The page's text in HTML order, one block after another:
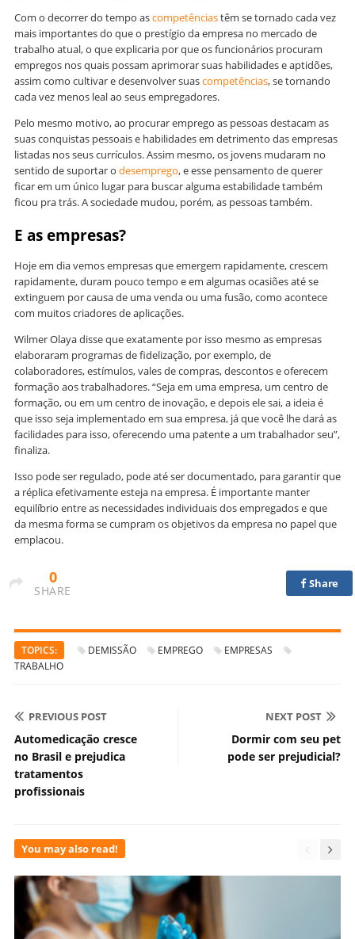
Com o decorrer do tempo ascompetênciastêm se tornado cada vez
mais importantes do que o prestígio da empresa no mercado de
trabalho atual, o que explicaria por que os funcionários procuram
empregos nos quais possam aprimorar suas habilidades e aptidões,
assim como cultivar e desenvolver suascompetências, se tornando
cada vez menos leal ao seus empregadores.
Pelo mesmo motivo, ao procurar emprego as pessoas destacam as
suas conquistas pessoais e habilidades em detrimento das empresas
listadas nos seus currículos. Assim mesmo, os jovens mudaram no
sentido de suportar o desemprego, e esse pensamento de querer
ficar em um único lugar para buscar alguma estabilidade também
ficou pra trás. A sociedade mudou, porém, as pessoas também.
E as empresas?
Hoje em dia vemos empresas que emergem rapidamente, crescem
rapidamente, duram pouco tempo e em algumas ocasiões até se
extinguem por causa de uma venda ou uma fusão, como acontece
com muitos criadores de aplicações.
Wilmer Olaya disse que exatamente por isso mesmo as empresas
elaboraram programas de fidelização, por exemplo, de
colaboradores, estímulos, vales de compras, descontos e oferecem
formação aos trabalhadores. “Seja em uma empresa, um centro de
formação, ou em um centro de inovação, e depois ele sai, a ideia é
que isso seja implementado em sua empresa, já que você lhe dará as
facilidades para isso, oferecendo uma patente a um trabalhador seu”,
finaliza.
Isso pode ser regulado, pode até ser documentado, para garantir que
a réplica efetivamente esteja na empresa. É importante manter
equilíbrio entre as necessidades individuais dos empregados e que
da mesma forma se cumpram os objetivos da empresa no papel que
emplacou.
0
SHARE
Share
TOPICS: DEMISSÃO EMPREGO
EMPRESAS
TRABALHO
PREVIOUS POST
Automedicação cresce
no Brasil e prejudica
tratamentos
profissionais
NEXT POST
Dormir com seu pet
pode ser prejudicial?
You may also read!